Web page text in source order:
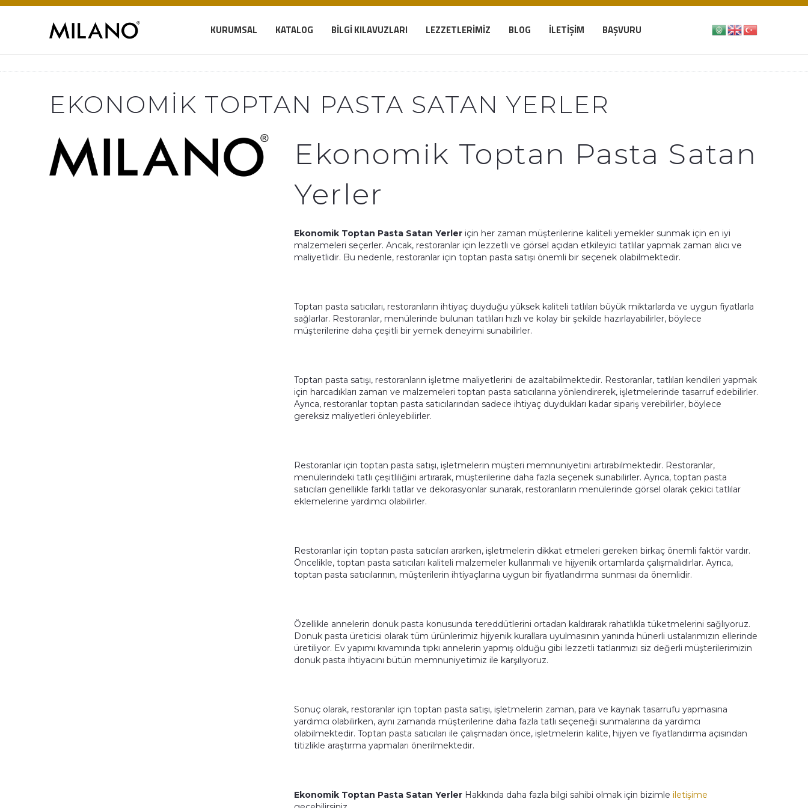
KURUMSAL KATALOG BILGI KILAVUZLARI LEZZETLERIMIZ BLOG İLETIŞIM BAŞVURU
EKONOMIK TOPTAN PASTA SATAN YERLER
Ekonomik Toptan Pasta Satan
Yerler
Ekonomik Toptan Pasta Satan Yerler için her zaman müşterilerine kaliteli yemekler sunmak için en iyi
malzemeleri seçerler. Ancak, restoranlar için lezzetli ve görsel açıdan etkileyici tatlılar yapmak zaman alıcı ve
maliyetlidir. Bu nedenle, restoranlar için toptan pasta satışı önemli bir seçenek olabilmektedir.
Toptan pasta satıcıları, restoranların ihtiyaç duyduğu yüksek kaliteli tatlıları büyük miktarlarda ve uygun fiyatlarla
sağlarlar. Restoranlar, menülerinde bulunan tatlıları hızlı ve kolay bir şekilde hazırlayabilirler, böylece
müşterilerine daha çeşitli bir yemek deneyimi sunabilirler.
Toptan pasta satışı, restoranların işletme maliyetlerini de azaltabilmektedir. Restoranlar, tatlıları kendileri yapmak
için harcadıkları zaman ve malzemeleri toptan pasta satıcılarına yönlendirerek, işletmelerinde tasarruf edebilirler.
Ayrıca, restoranlar toptan pasta satıcılarından sadece ihtiyaç duydukları kadar sipariş verebilirler, böylece
gereksiz maliyetleri önleyebilirler.
Restoranlar için toptan pasta satışı, işletmelerin müşteri memnuniyetini artırabilmektedir. Restoranlar,
menülerindeki tatlı çeşitliliğini artırarak, müşterilerine daha fazla seçenek sunabilirler. Ayrıca, toptan pasta
satıcıları genellikle farklı tatlar ve dekorasyonlar sunarak, restoranların menülerinde görsel olarak çekici tatlılar
eklemelerine yardımcı olabilirler.
Restoranlar için toptan pasta satıcıları ararken, işletmelerin dikkat etmeleri gereken birkaç önemli faktör vardır.
Öncelikle, toptan pasta satıcıları kaliteli malzemeler kullanmalı ve hijyenik ortamlarda çalışmalıdırlar. Ayrıca,
toptan pasta satıcılarının, müşterilerin ihtiyaçlarına uygun bir fiyatlandırma sunması da önemlidir.
Özellikle annelerin donuk pasta konusunda tereddütlerini ortadan kaldırarak rahatlıkla tüketmelerini sağlıyoruz.
Donuk pasta üreticisi olarak tüm ürünlerimiz hijyenik kurallara uyulmasının yanında hünerli ustalarımızın ellerinde
üretiliyor. Ev yapımı kıvamında tıpkı annelerin yapmış olduğu gibi lezzetli tatlarımızı siz değerli müşterilerimizin
donuk pasta ihtiyacını bütün memnuniyetimiz ile karşılıyoruz.
Sonuç olarak, restoranlar için toptan pasta satışı, işletmelerin zaman, para ve kaynak tasarrufu yapmasına
yardımcı olabilirken, aynı zamanda müşterilerine daha fazla tatlı seçeneği sunmalarına da yardımcı
olabilmektedir. Toptan pasta satıcıları ile çalışmadan önce, işletmelerin kalite, hijyen ve fiyatlandırma açısından
titizlikle araştırma yapmaları önerilmektedir.
Ekonomik Toptan Pasta Satan Yerler Hakkında daha fazla bilgi sahibi olmak için bizimleiletişime